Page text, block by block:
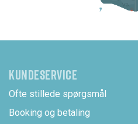
KUNDESERVICE
Ofte stillede spørgsmål
Booking og betaling